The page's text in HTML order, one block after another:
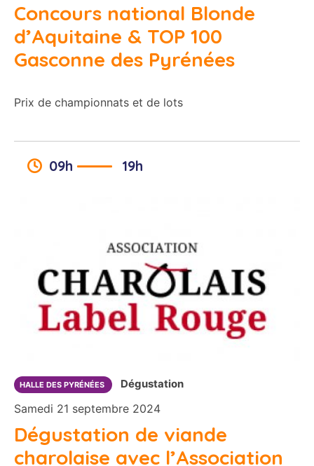
Concours national Blonde
d’Aquitaine & TOP 100
Gasconne des Pyrénées
Prix de championnats et de lots
09h 19h
HALLE DES PYRÉNÉES Dégustation
Samedi 21 septembre 2024
Dégustation de viande
charolaise avec l’Association